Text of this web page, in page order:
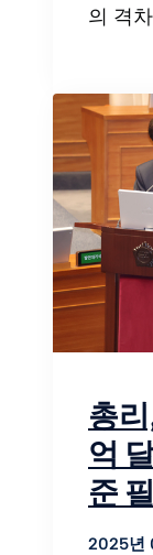
의 격
총
억
준
2025년